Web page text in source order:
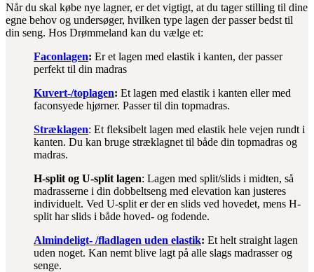
Når du skal købe nye lagner, er det vigtigt, at du tager stilling til dine
egne behov og undersøger, hvilken type lagen der passer bedst til
din seng. Hos Drømmeland kan du vælge et:
Faconlagen: Er et lagen med elastik i kanten, der passer
perfekt til din madras
Kuvert-/toplagen: Et lagen med elastik i kanten eller med
faconsyede hjørner. Passer til din topmadras.
Stræklagen: Et fleksibelt lagen med elastik hele vejen rundt i
kanten. Du kan bruge stræklagnet til både din topmadras og
madras.
H-split og U-split lagen: Lagen med split/slids i midten, så
madrasserne i din dobbeltseng med elevation kan justeres
individuelt. Ved U-split er der en slids ved hovedet, mens H-
split har slids i både hoved- og fodende.
Almindeligt- /fladlagen uden elastik: Et helt straight lagen
uden noget. Kan nemt blive lagt på alle slags madrasser og
senge.